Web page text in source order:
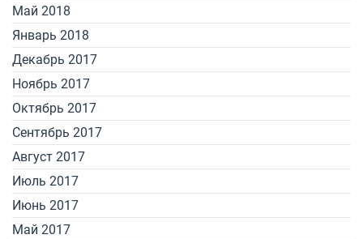
Май 2018
Январь 2018
Декабрь 2017
Ноябрь 2017
Октябрь 2017
Сентябрь 2017
Август 2017
Июль 2017
Июнь 2017
Май 2017